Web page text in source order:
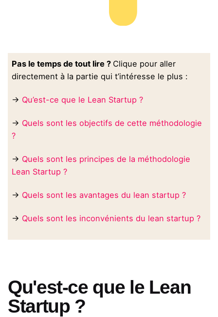
Pas le temps de tout lire ? Clique pour aller
directement à la partie qui t’intéresse le plus :
→ Qu’est-ce que le Lean Startup ?
→ Quels sont les objectifs de cette méthodologie
?
→ Quels sont les principes de la méthodologie
Lean Startup ?
→ Quels sont les avantages du lean startup ?
→ Quels sont les inconvénients du lean startup ?
Qu'est-ce que le Lean
Startup ?